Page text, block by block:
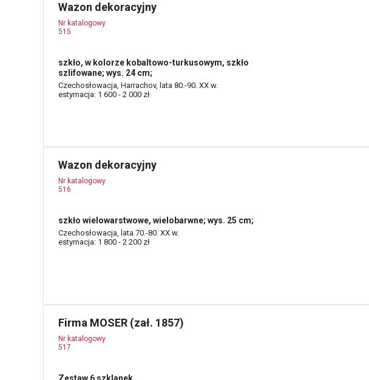
Wazon dekoracyjny
Nr katalogowy
515
szkło, w kolorze kobaltowo-turkusowym, szkło
szlifowane; wys. 24 cm;
Czechosłowacja, Harrachov, lata 80.-90. XX w.
estymacja: 1 600 - 2 000 zł
Wazon dekoracyjny
Nr katalogowy
516
szkło wielowarstwowe, wielobarwne; wys. 25 cm;
Czechosłowacja, lata 70.-80. XX w.
estymacja: 1 800 - 2 200 zł
Firma MOSER (zał. 1857)
Nr katalogowy
517